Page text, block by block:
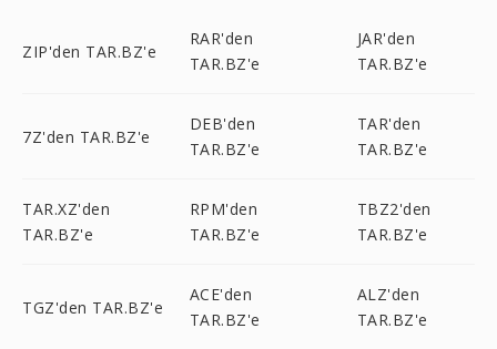
ZIP'den TAR.BZ'e
RAR'den
TAR.BZ'e
JAR'den
TAR.BZ'e
7Z'den TAR.BZ'e
DEB'den
TAR.BZ'e
TAR'den
TAR.BZ'e
TAR.XZ'den
TAR.BZ'e
RPM'den
TAR.BZ'e
TBZ2'den
TAR.BZ'e
TGZ'den TAR.BZ'e
ACE'den
TAR.BZ'e
ALZ'den
TAR.BZ'e